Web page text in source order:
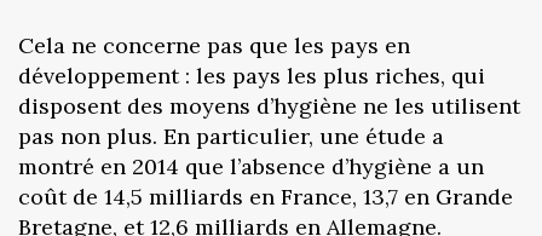
Cela ne concerne pas que les pays en
développement : les pays les plus riches, qui
disposent des moyens d’hygiène ne les utilisent
pas non plus. En particulier, une étude a
montré en 2014 que l’absence d’hygiène a un
coût de 14,5 milliards en France, 13,7 en Grande
Bretagne, et 12,6 milliards en Allemagne.